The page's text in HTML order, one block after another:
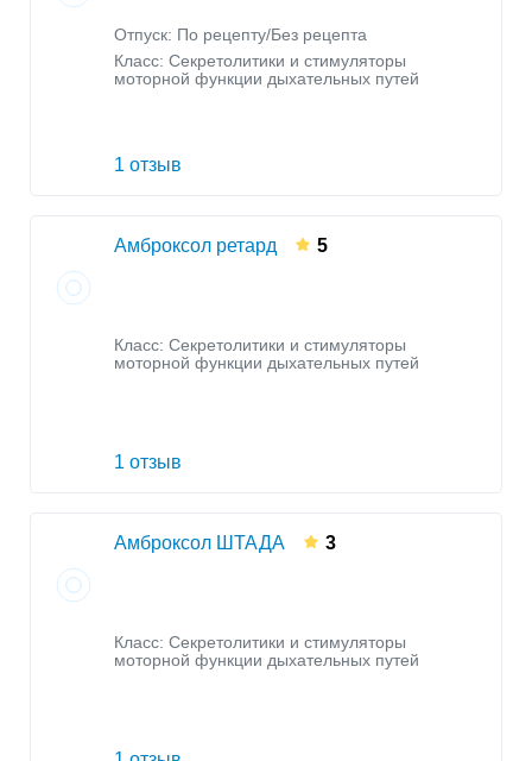
Отпуск: По рецепту/Без рецепта
Класс: Секретолитики и стимуляторы
моторной функции дыхательных путей
1 отзыв
Амброксол ретард 5
Класс: Секретолитики и стимуляторы
моторной функции дыхательных путей
1 отзыв
Амброксол ШТАДА 3
Класс: Секретолитики и стимуляторы
моторной функции дыхательных путей